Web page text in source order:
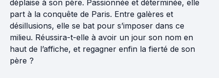
déplaise à son père. Passionnée et déterminée, elle
part à la conquête de Paris. Entre galères et
désillusions, elle se bat pour s’imposer dans ce
milieu. Réussira-t-elle à avoir un jour son nom en
haut de l’affiche, et regagner enfin la fierté de son
père ?